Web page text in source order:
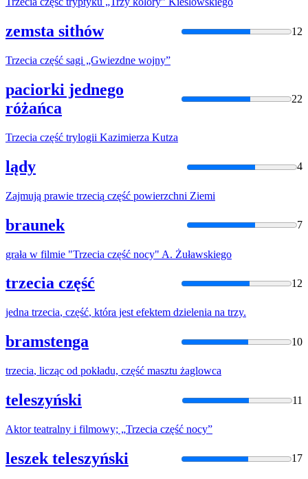
zemsta sithów 12
Trzecia część sagi „Gwiezdne wojny”
paciorki jednego
różańca
22
Trzecia część trylogii Kazimierza Kutza
lądy 4
Zajmują prawie trzecią część powierzchni Ziemi
braunek 7
grała w filmie "Trzecia część nocy" A. Żuławskiego
trzecia część 12
jedna trzecia, część, która jest efektem dzielenia na trzy.
bramstenga 10
trzecia, licząc od pokładu, część masztu żaglowca
teleszyński 11
Aktor teatralny i filmowy; „Trzecia część nocy”
leszek teleszyński 17